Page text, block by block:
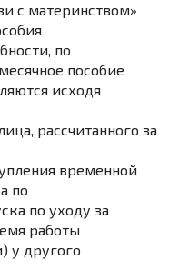
с материнством»
по
пособие
исходя
рассчитанного за
временной
по
по уходу за
работы
у другого